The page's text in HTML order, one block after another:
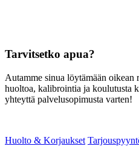
Tarvitsetko apua?
Autamme sinua löytämään oikean
huoltoa, kalibrointia ja koulutusta
yhteyttä palvelusopimusta varten!
Huolto & Korjaukset